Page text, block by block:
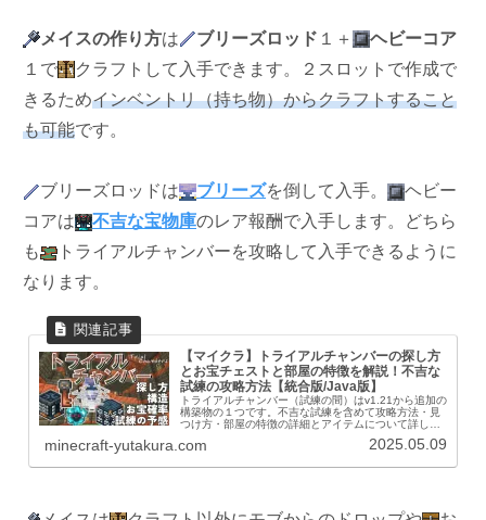
メイスの作り方は ブリーズロッド １＋
ヘビーコア
１で
クラフトして入手できます。２スロットで作成で
きるためインベントリ（持ち物）からクラフトすること
も可能です。
ブリーズロッドは ブリーズを倒して入手。
ヘビー
コアは
不吉な宝物庫のレア報酬で入手します。どちら
も
トライアルチャンバーを攻略して入手できるように
なります。
【マイクラ】トライアルチャンバーの探し方
とお宝チェストと部屋の特徴を解説！不吉な
試練の攻略方法【統合版/Java版】
トライアルチャンバー（試練の間）はv1.21から追加の
構築物の１つです。不吉な試練を含めて攻略方法・見
つけ方・部屋の特徴の詳細とアイテムについて詳しく
ブ、トライアルスポナーなど新しい要素の詰...
minecraft-yutakura.com 2025.05.09